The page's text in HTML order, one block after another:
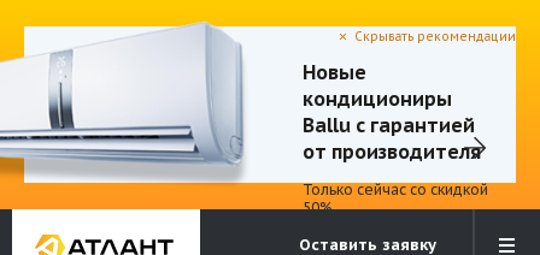
Новые
кондициониры
Ballu с гарантией
от производителя
Только сейчас со скидкой
50%
Скрывать рекомендации
Оставить заявку
Электронная почта
info@atlantcompany.ru 8 (495) 532-45-07
Акции